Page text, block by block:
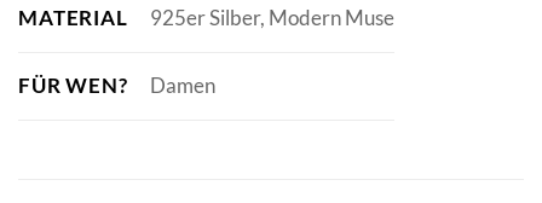
MATERIAL 925er Silber, Modern Muse
FÜR WEN? Damen